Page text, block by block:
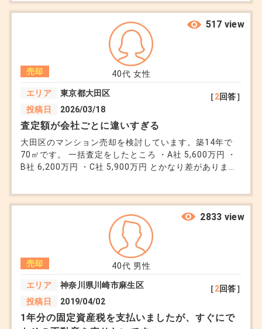
仲介手数料が同じでも、その中で提供される「サー
ビス」には大きな差があります。
広告の質： プロのカメラマンが撮影するか、スマ
ホ撮影か。これだけでネット上の閲覧数は数倍変わ
ります。
他社紹介の有無： 自社で買い手を見つけて手数料
を両取りするために、他社からの紹介を断るような
るものの、、、というところになります。
結局のところ、不動産売却は「担当者」という伴走
提案力： 「ただ待ちます」ではなく、「今の時期
はライバルが多いので、この層をターゲットにしま
しょう」といった具体的な戦略があるか。
相性： 嘘をつかない、レスポンスが早い、デメリ
ットも正直に話す。こうした「信頼感」は、長期に
3,680万円を提示できます。すぐ決められますよ」と言
われました。 仲介手数料もかからないので実質的な手
取りはほぼ変わらないと説明されましたが、仲介で売れ
ば得られるはずの手数料収入を自分で捨てて買取を勧め
てくる意味がわかりませんでした。 あとでネットで調
べると、買取業者への物件紹介で仲介会社が紹介料を受
け取る仕組みがあると書いてありました。 この担当者
の行動は業法上問題にならないのでしょうか。
40代 女性
売却
エリア
東京都大田区
投稿日
2026/03/18
［2回答］
517 view
査定額が会社ごとに違いすぎる
大田区のマンション売却を検討しています。築14年で
70㎡です。 一括査定をしたところ ・A社 5,600万円 ・
B社 6,200万円 ・C社 5,900万円 とかなり差がありまし
りたい気持ちはあります。 ただ高く出して売れないま
ま時間が経つのも怖いです。 査定額はどれを信じれば
いいのでしょうか。会社ごとに指標が違うのでしょう
40代 男性
売却
エリア
神奈川県川崎市麻生区
投稿日
2019/04/02
［2回答］
2833 view
1年分の固定資産税を支払いましたが、すぐにで